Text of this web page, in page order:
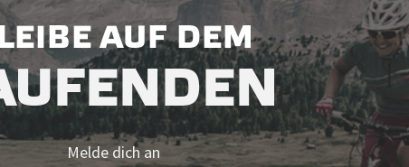
Kontakt